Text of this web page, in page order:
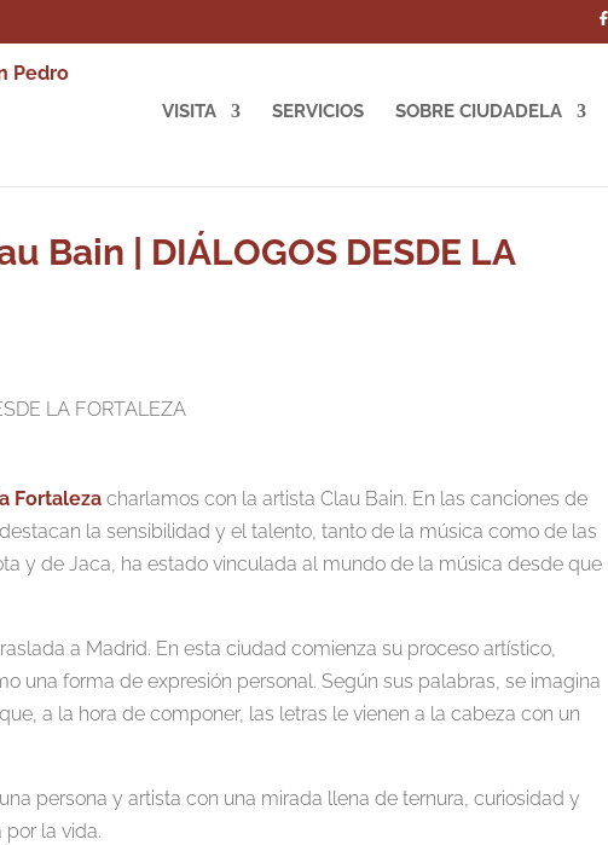
VISITA SERVICIOS SOBRE CIUDADELA
Bain | DIÁLOGOS DESDE LA
Fortaleza charlamos con la artista Clau Bain. En las canciones de
la sensibilidad y el talento, tanto de la música como de las
y de Jaca, ha estado vinculada al mundo de la música desde que
a Madrid. En esta ciudad comienza su proceso artístico,
una forma de expresión personal. Según sus palabras, se imagina
a la hora de componer, las letras le vienen a la cabeza con un
persona y artista con una mirada llena de ternura, curiosidad y
la vida.